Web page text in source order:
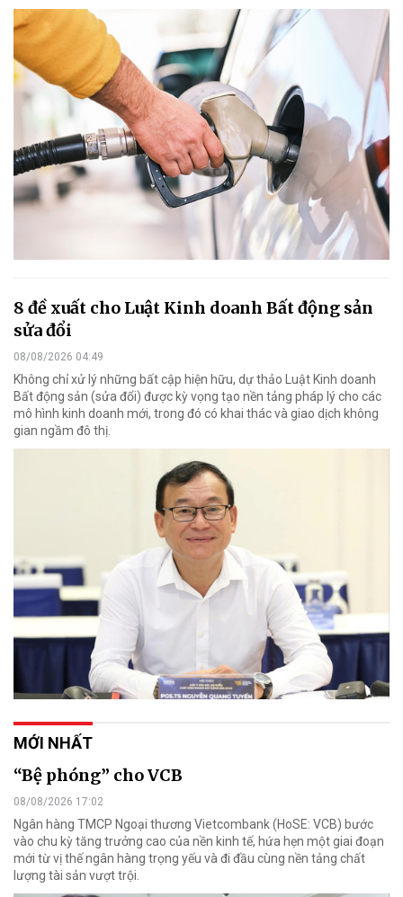
8 đề xuất cho Luật Kinh doanh Bất động sản
sửa đổi
08/08/2026 04:49
Không chỉ xử lý những bất cập hiện hữu, dự thảo Luật Kinh doanh
Bất động sản (sửa đổi) được kỳ vọng tạo nền tảng pháp lý cho các
mô hình kinh doanh mới, trong đó có khai thác và giao dịch không
gian ngầm đô thị.
MỚI NHẤT
“Bệ phóng” cho VCB
08/08/2026 17:02
Ngân hàng TMCP Ngoại thương Vietcombank (HoSE: VCB) bước
vào chu kỳ tăng trưởng cao của nền kinh tế, hứa hẹn một giai đoạn
mới từ vị thế ngân hàng trọng yếu và đi đầu cùng nền tảng chất
lượng tài sản vượt trội.